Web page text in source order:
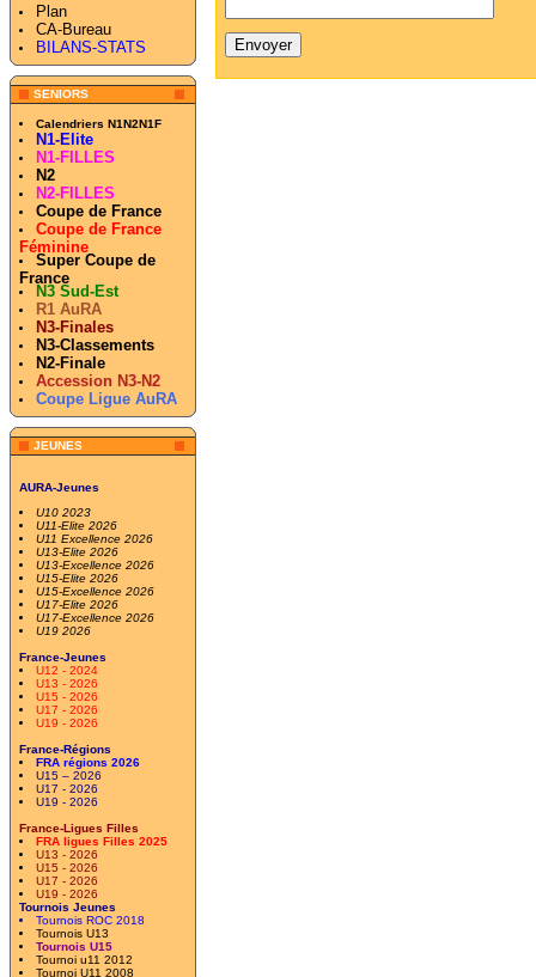
Plan
CA-Bureau
BILANS-STATS
SENIORS
Calendriers N1N2N1F
N1-Elite
N1-FILLES
N2
N2-FILLES
Coupe de France
Coupe de France
Féminine
Super Coupe de
France
N3 Sud-Est
R1 AuRA
N3-Finales
N3-Classements
N2-Finale
Accession N3-N2
Coupe Ligue AuRA
JEUNES
AURA-Jeunes
U10 2023
U11-Elite 2026
U11 Excellence 2026
U13-Elite 2026
U13-Excellence 2026
U15-Elite 2026
U15-Excellence 2026
U17-Elite 2026
U17-Excellence 2026
U19 2026
France-Jeunes
U12 - 2024
U13 - 2026
U15 - 2026
U17 - 2026
U19 - 2026
France-Régions
FRA régions 2026
U15 – 2026
U17 - 2026
U19 - 2026
France-Ligues Filles
FRA ligues Filles 2025
U13 - 2026
U15 - 2026
U17 - 2026
U19 - 2026
Tournois Jeunes
Tournois ROC 2018
Tournois U13
Tournois U15
Tournoi u11 2012
Tournoi U11 2008